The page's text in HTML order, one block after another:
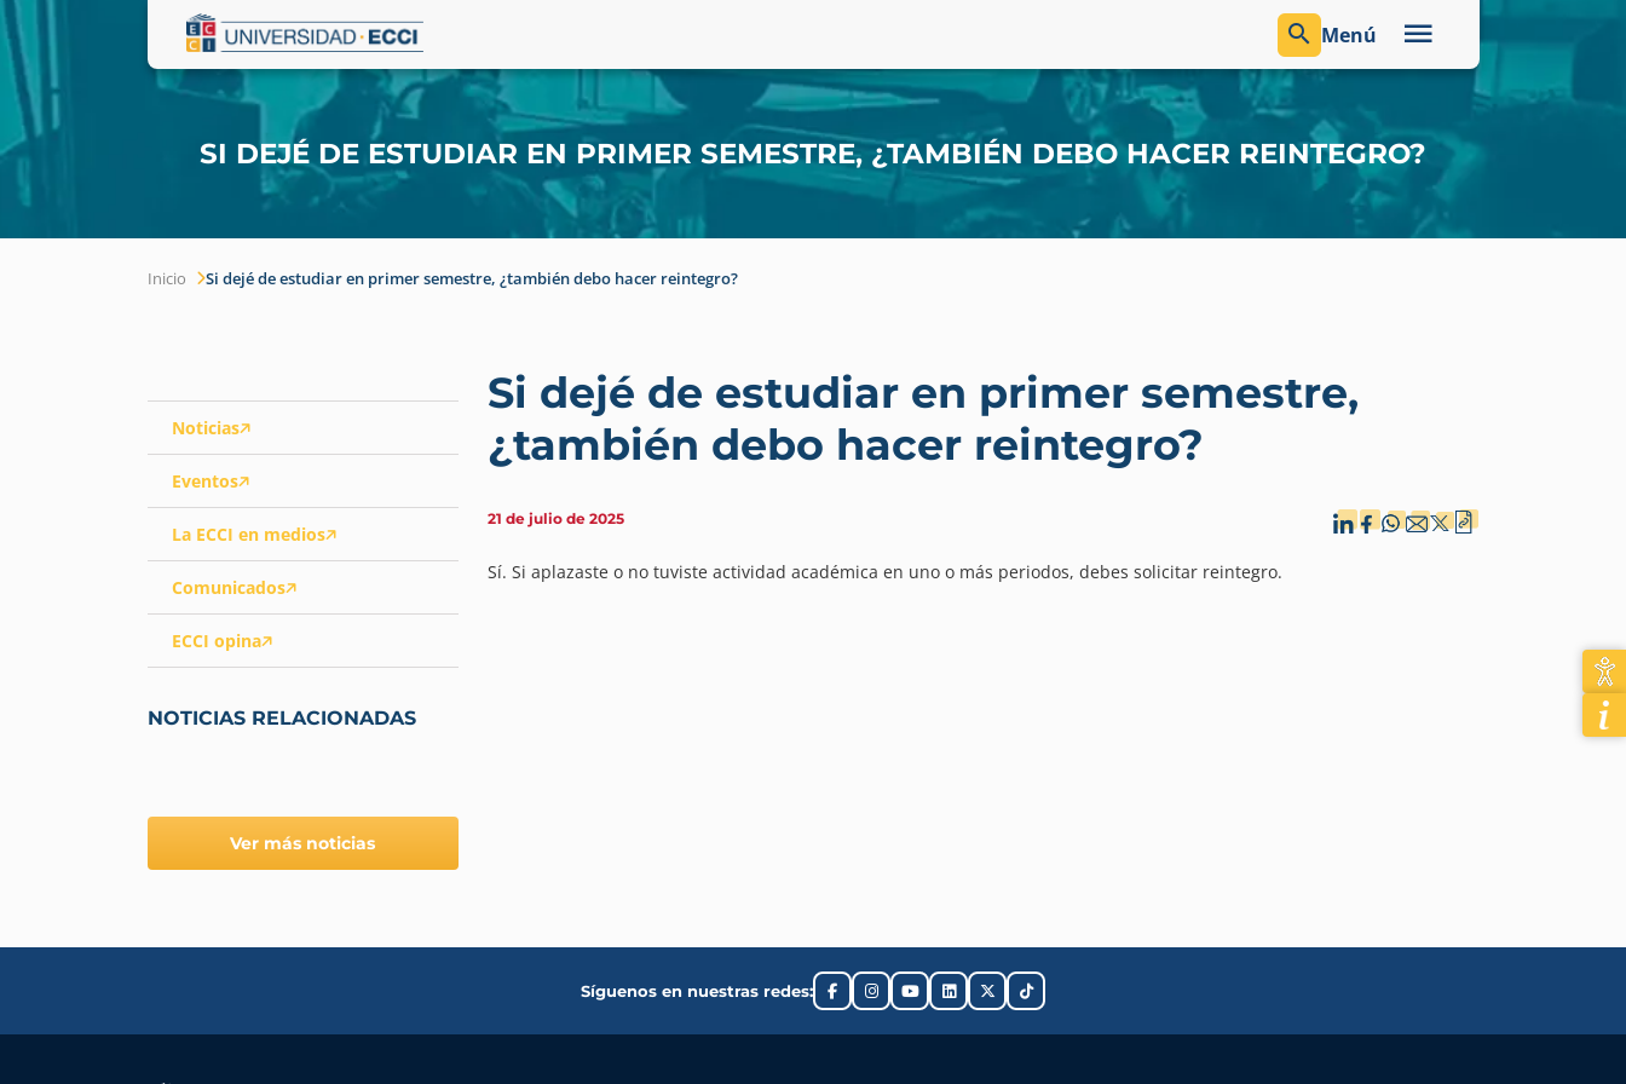
Menú
SI DEJÉ DE ESTUDIAR EN PRIMER SEMESTRE, ¿TAMBIÉN DEBO HACER REINTEGRO?
Inicio Si dejé de estudiar en primer semestre, ¿también debo hacer reintegro?
Noticias
Eventos
La ECCI en medios
Comunicados
ECCI opina
NOTICIAS RELACIONADAS
Ver más noticias
Si dejé de estudiar en primer semestre,
¿también debo hacer reintegro?
21 de julio de 2025
Sí. Si aplazaste o no tuviste actividad académica en uno o más periodos, debes solicitar reintegro.
Síguenos en nuestras redes: